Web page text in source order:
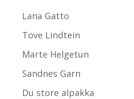
Lana Gatto
Tove Lindtein
Marte Helgetun
Sandnes Garn
Du store alpakka